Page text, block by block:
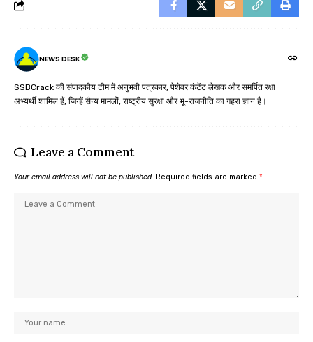
NEWS DESK
SSBCrack की संपादकीय टीम में अनुभवी पत्रकार, पेशेवर कंटेंट लेखक और समर्पित रक्षा
अभ्यर्थी शामिल हैं, जिन्हें सैन्य मामलों, राष्ट्रीय सुरक्षा और भू-राजनीति का गहरा ज्ञान है।
Leave a Comment
Your email address will not be published. Required fields are marked *